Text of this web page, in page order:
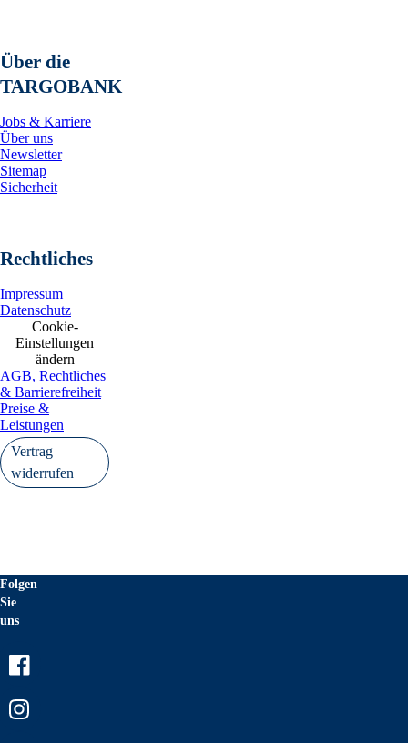
Über die
TARGOBANK
Jobs & Karriere
Über uns
Newsletter
Sitemap
Sicherheit
Rechtliches
Impressum
Datenschutz
Cookie-
Einstellungen
ändern
AGB, Rechtliches
& Barrierefreiheit
Preise &
Leistungen
Vertrag
widerrufen
Folgen
Sie
uns